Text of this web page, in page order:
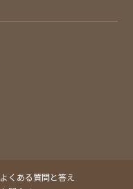
よくある質問と答え